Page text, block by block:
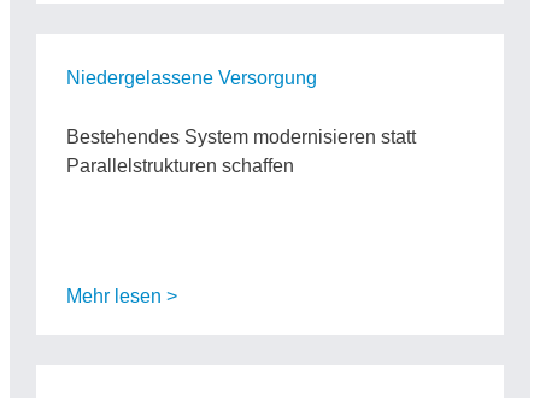
Niedergelassene Versorgung
Bestehendes System modernisieren statt
Parallelstrukturen schaffen
Mehr lesen >